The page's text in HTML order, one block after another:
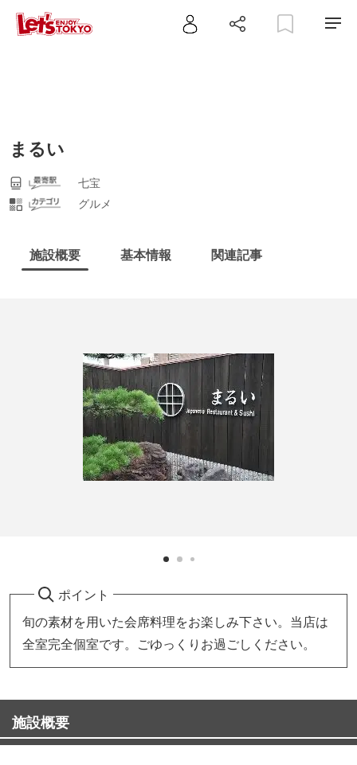
まるい
七宝
グルメ
施設概要 基本情報 関連記事
ポイント
旬の素材を用いた会席料理をお楽しみ下さい。当店は
全室完全個室です。ごゆっくりお過ごしください。
施設概要